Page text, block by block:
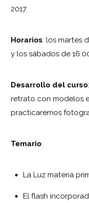
2017.
Horarios: los martes
y los sábados de
Desarrollo del curso
retrato con modelos
practicaremos
Temario:
La Luz materia
El flash